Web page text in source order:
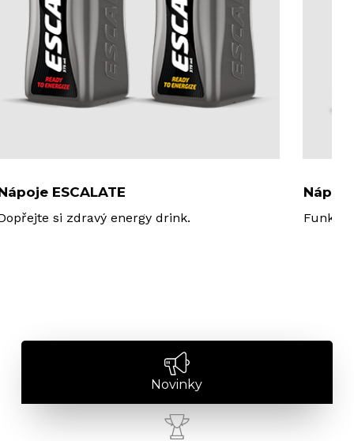
ESCALATE
si zdravý energy drink.
Nápoje
Novinky